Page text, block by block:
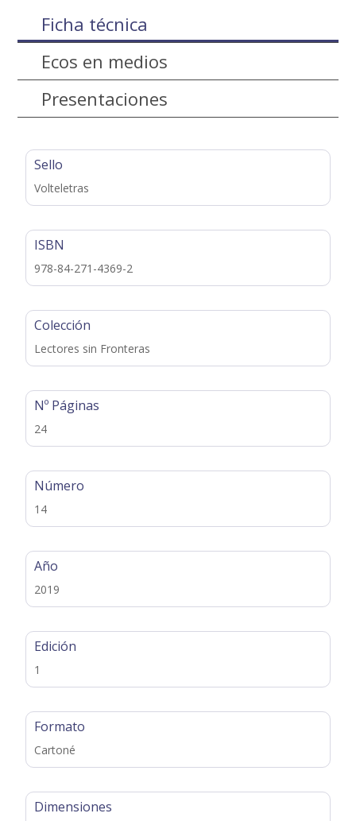
Ficha técnica
Ecos en medios
Presentaciones
Sello
Volteletras
ISBN
978-84-271-4369-2
Colección
Lectores sin Fronteras
Nº Páginas
24
Número
14
Año
2019
Edición
1
Formato
Cartoné
Dimensiones